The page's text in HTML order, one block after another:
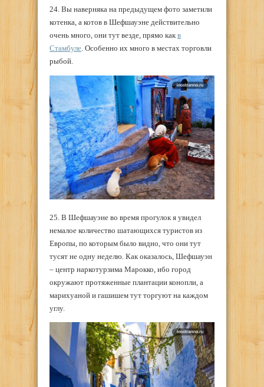
24. Вы наверняка на предыдущем фото заметили
котенка, а котов в Шефшауэне действительно
очень много, они тут везде, прямо как в
Стамбуле . Особенно их много в местах торговли
рыбой.
25. В Шефшауэне во время прогулок я увидел
немалое количество шатающихся туристов из
Европы, по которым было видно, что они тут
тусят не одну неделю. Как оказалось, Шефшауэн
– центр наркотурзима Марокко, ибо город
окружают протяженные плантации конопли, а
марихуаной и гашишем тут торгуют на каждом
углу.